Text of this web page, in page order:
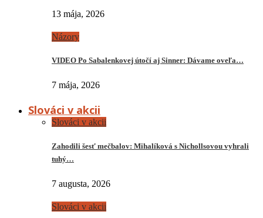
13 mája, 2026
Názory
VIDEO Po Sabalenkovej útočí aj Sinner: Dávame oveľa…
7 mája, 2026
Slováci v akcii
Slováci v akcii
Zahodili šesť mečbalov: Mihalíková s Nichollsovou vyhrali
tuhý…
7 augusta, 2026
Slováci v akcii